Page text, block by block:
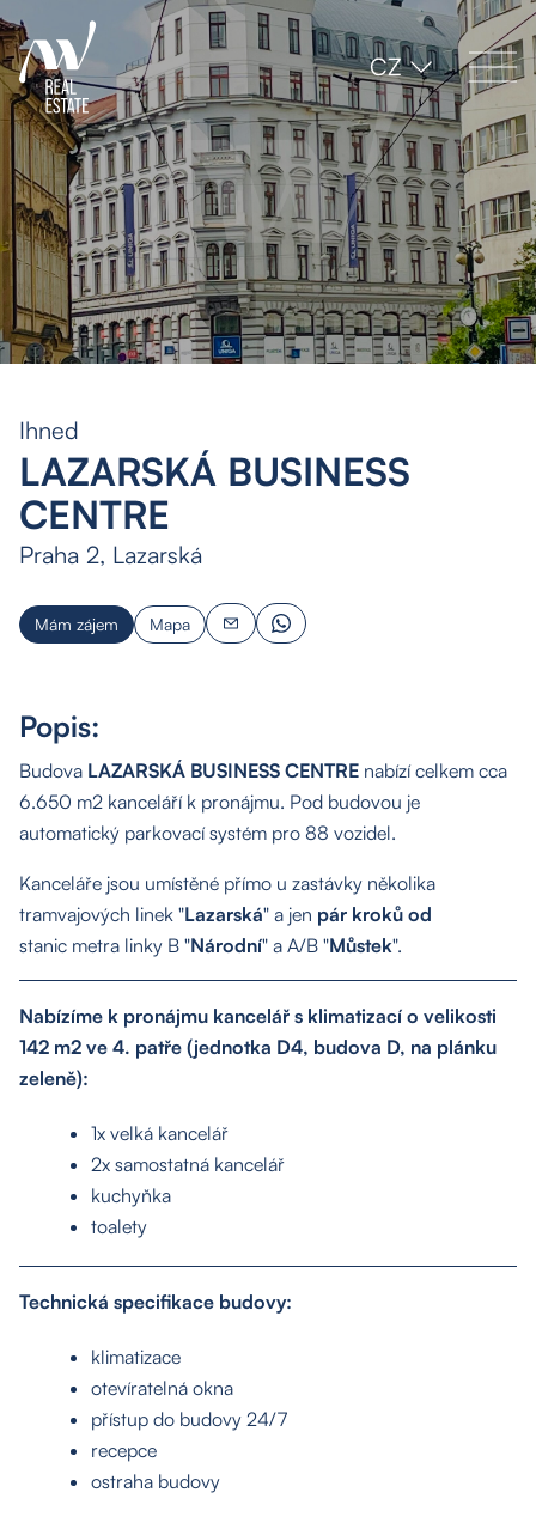
CZ
Ihned
LAZARSKÁ BUSINESS
CENTRE
Praha 2, Lazarská
Mám zájem Mapa
Popis:
Budova LAZARSKÁ BUSINESS CENTRE nabízí celkem cca
6.650 m2 kanceláří k pronájmu. Pod budovou je
automatický parkovací systém pro 88 vozidel.
Kanceláře jsou umístěné přímo u zastávky několika
tramvajových linek "Lazarská" a jen pár kroků od
stanic metra linky B "Národní" a A/B "Můstek".
Nabízíme k pronájmu kancelář s klimatizací o velikosti
142 m2 ve 4. patře (jednotka D4, budova D, na plánku
zeleně):
1x velká kancelář
2x samostatná kancelář
kuchyňka
toalety
Technická specifikace budovy:
klimatizace
otevíratelná okna
přístup do budovy 24/7
recepce
ostraha budovy